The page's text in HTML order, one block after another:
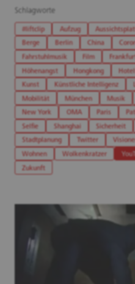
Schlagworte
#liftclip Aufzug
Berge Berlin China
Fahrstuhlmusik Film Frankfurt
Höhenangst Hongkong
Kunst Künstliche Intelligenz
Mobilität München Musik
New York OMA Paris
Selfie Shanghai Sicherheit
Stadtplanung Twitter
Wohnen Wolkenkratzer
Zukunft